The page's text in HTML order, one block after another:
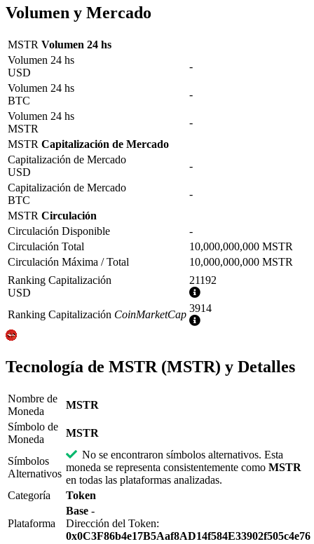
Volumen y Mercado
MSTR Volumen 24 hs
Volumen 24 hs
USD
-
Volumen 24 hs
BTC
-
Volumen 24 hs
MSTR
-
MSTR Capitalización de Mercado
Capitalización de Mercado
USD
-
Capitalización de Mercado
BTC
-
MSTR Circulación
Circulación Disponible
-
Circulación Total
10,000,000,000 MSTR
Circulación Máxima / Total
10,000,000,000 MSTR
Ranking Capitalización
USD
21192
Más
información
Ranking Capitalización CoinMarketCap
3914
Más
Tecnología de MSTR (MSTR) y Detalles
Nombre de
Moneda
MSTR
Símbolo de
Moneda
MSTR
Símbolos
Alternativos
No se encontraron símbolos alternativos. Esta
moneda se representa consistentemente como MSTR
en todas las plataformas analizadas.
Categoría
Token
Plataforma
Base -
Dirección del Token:
0x0C3F86b4e17B5Aaf8AD14f584E33902f505c4e76